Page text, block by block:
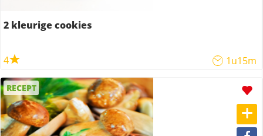
2 kleurige cookies
4 1u15m
RECEPT